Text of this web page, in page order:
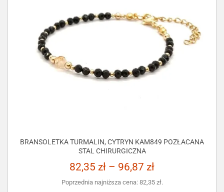
BRANSOLETKA TURMALIN, CYTRYN KAM849 POZŁACANA
STAL CHIRURGICZNA
82,35 zł – 96,87 zł
Poprzednia najniższa cena: 82,35 zł.